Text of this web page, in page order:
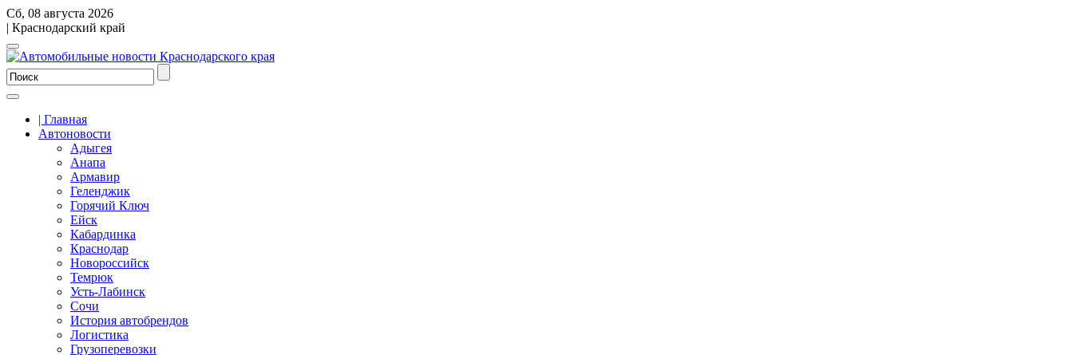
Сб, 08 августа 2026
| Краснодарский край
| Главная
Автоновости
Адыгея
Анапа
Армавир
Геленджик
Горячий Ключ
Ейск
Кабардинка
Краснодар
Новороссийск
Темрюк
Усть-Лабинск
Сочи
История автобрендов
Логистика
Грузоперевозки